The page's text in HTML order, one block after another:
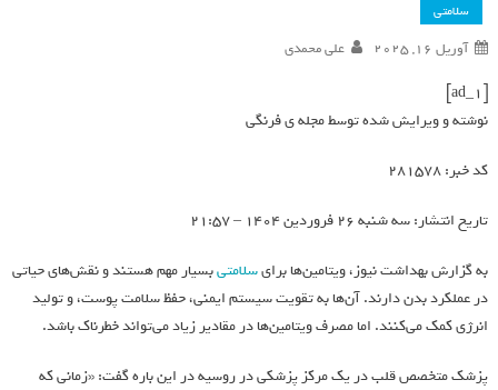
سلامتی
آوریل 16, 2025 علی محمدی
نوشته و ویرایش شده توسط مجله ی فرنگی
کد خبر: 281578
تاریخ انتشار: سه شنبه 26 فروردين 1404 – 21:57
به گزارش بهداشت نیوز، ویتامین‌ها برایسلامتیبسیار مهم هستند و نقش‌های حیاتی
در عملکرد بدن دارند. آن‌ها به تقویت سیستم ایمنی، حفظ سلامت پوست، و تولید
انرژی کمک می‌کنند. اما مصرف ویتامین‌ها در مقادیر زیاد می‌تواند خطرناک باشد.
پزشک متخصص قلب در یک مرکز پزشکی در روسیه در این باره گفت: «زمانی که